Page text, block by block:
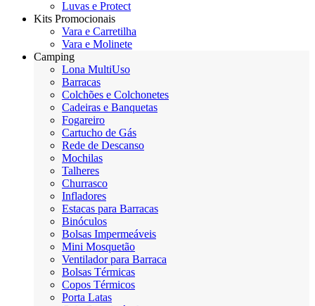
Luvas e Protect
Kits Promocionais
Vara e Carretilha
Vara e Molinete
Camping
Lona MultiUso
Barracas
Colchões e Colchonetes
Cadeiras e Banquetas
Fogareiro
Cartucho de Gás
Rede de Descanso
Mochilas
Talheres
Churrasco
Infladores
Estacas para Barracas
Binóculos
Bolsas Impermeáveis
Mini Mosquetão
Ventilador para Barraca
Bolsas Térmicas
Copos Térmicos
Porta Latas